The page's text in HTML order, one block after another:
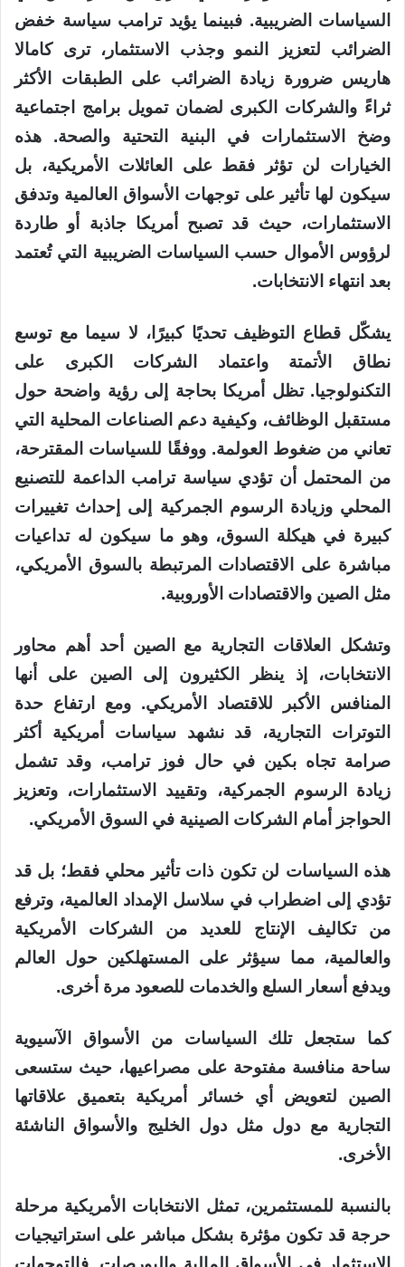
السياسات الضريبية. فبينما يؤيد ترامب سياسة خفض
الضرائب لتعزيز النمو وجذب الاستثمار، ترى كامالا
هاريس ضرورة زيادة الضرائب على الطبقات الأكثر
ثراءً والشركات الكبرى لضمان تمويل برامج اجتماعية
وضخ الاستثمارات في البنية التحتية والصحة. هذه
الخيارات لن تؤثر فقط على العائلات الأمريكية، بل
سيكون لها تأثير على توجهات الأسواق العالمية وتدفق
الاستثمارات، حيث قد تصبح أمريكا جاذبة أو طاردة
لرؤوس الأموال حسب السياسات الضريبية التي تُعتمد
بعد انتهاء الانتخابات.
يشكّل قطاع التوظيف تحديًا كبيرًا، لا سيما مع توسع
نطاق الأتمتة واعتماد الشركات الكبرى على
التكنولوجيا. تظل أمريكا بحاجة إلى رؤية واضحة حول
مستقبل الوظائف، وكيفية دعم الصناعات المحلية التي
تعاني من ضغوط العولمة. ووفقًا للسياسات المقترحة،
من المحتمل أن تؤدي سياسة ترامب الداعمة للتصنيع
المحلي وزيادة الرسوم الجمركية إلى إحداث تغييرات
كبيرة في هيكلة السوق، وهو ما سيكون له تداعيات
مباشرة على الاقتصادات المرتبطة بالسوق الأمريكي،
مثل الصين والاقتصادات الأوروبية.
وتشكل العلاقات التجارية مع الصين أحد أهم محاور
الانتخابات، إذ ينظر الكثيرون إلى الصين على أنها
المنافس الأكبر للاقتصاد الأمريكي. ومع ارتفاع حدة
التوترات التجارية، قد نشهد سياسات أمريكية أكثر
صرامة تجاه بكين في حال فوز ترامب، وقد تشمل
زيادة الرسوم الجمركية، وتقييد الاستثمارات، وتعزيز
الحواجز أمام الشركات الصينية في السوق الأمريكي.
هذه السياسات لن تكون ذات تأثير محلي فقط؛ بل قد
تؤدي إلى اضطراب في سلاسل الإمداد العالمية، وترفع
من تكاليف الإنتاج للعديد من الشركات الأمريكية
والعالمية، مما سيؤثر على المستهلكين حول العالم
ويدفع أسعار السلع والخدمات للصعود مرة أخرى.
كما ستجعل تلك السياسات من الأسواق الآسيوية
ساحة منافسة مفتوحة على مصراعيها، حيث ستسعى
الصين لتعويض أي خسائر أمريكية بتعميق علاقاتها
التجارية مع دول مثل دول الخليج والأسواق الناشئة
الأخرى.
بالنسبة للمستثمرين، تمثل الانتخابات الأمريكية مرحلة
حرجة قد تكون مؤثرة بشكل مباشر على استراتيجيات